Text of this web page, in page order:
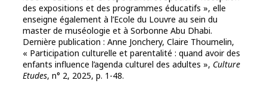
des expositions et des programmes éducatifs », elle
enseigne également à l’Ecole du Louvre au sein du
master de muséologie et à Sorbonne Abu Dhabi.
Dernière publication : Anne Jonchery, Claire Thoumelin,
« Participation culturelle et parentalité : quand avoir des
enfants influence l’agenda culturel des adultes », Culture
Etudes, n° 2, 2025, p. 1-48.